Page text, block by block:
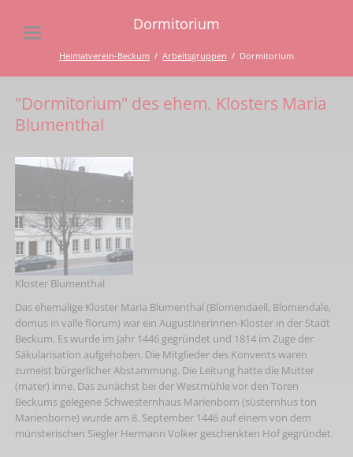
Dormitorium
Heimatverein-Beckum Arbeitsgruppen Dormitorium
"Dormitorium" des ehem. Klosters Maria
Blumenthal
Kloster Blumenthal
Das ehemalige Kloster Maria Blumenthal (Blomendaell, Blomendale,
domus in valle florum) war ein Augustinerinnen-Kloster in der Stadt
Beckum. Es wurde im Jahr 1446 gegründet und 1814 im Zuge der
Säkularisation aufgehoben. Die Mitglieder des Konvents waren
zumeist bürgerlicher Abstammung. Die Leitung hatte die Mutter
(mater) inne. Das zunächst bei der Westmühle vor den Toren
Beckums gelegene Schwesternhaus Marienborn (süsternhus ton
Marienborne) wurde am 8. September 1446 auf einem von dem
münsterischen Siegler Hermann Volker geschenkten Hof gegründet.